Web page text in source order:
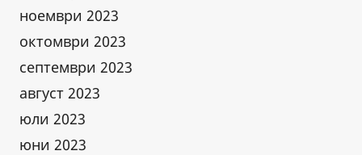
ноември 2023
октомври 2023
септември 2023
август 2023
юли 2023
юни 2023